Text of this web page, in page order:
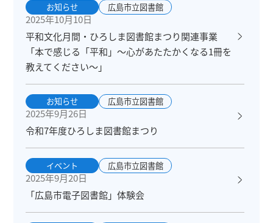
お知らせ 広島市立図書館
2025年10月10日
平和文化月間・ひろしま図書館まつり関連事業
「本で感じる「平和」～心があたたかくなる1冊を
教えてください～」
お知らせ 広島市立図書館
2025年9月26日
令和7年度ひろしま図書館まつり
イベント 広島市立図書館
2025年9月20日
「広島市電子図書館」体験会